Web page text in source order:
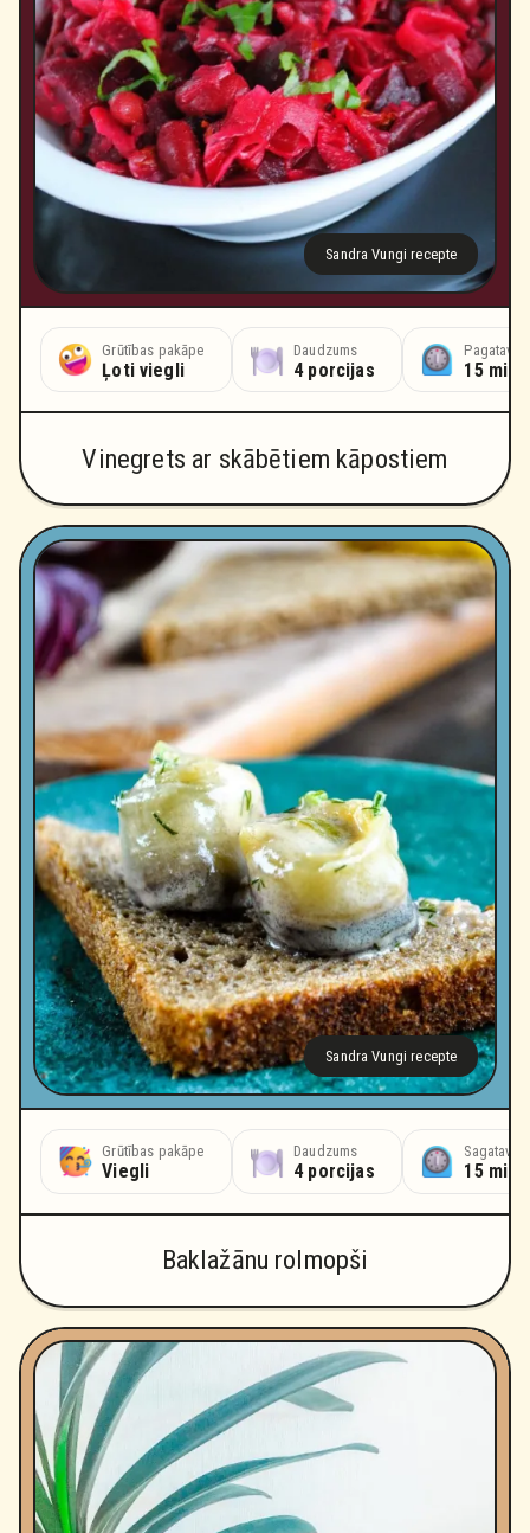
Sandra Vungi recepte
Grūtības pakāpe
Ļoti viegli
Daudzums
4 porcijas 15
Vinegrets ar skābētiem kāpostiem
Sandra Vungi recepte
Grūtības pakāpe
Viegli
Daudzums
4 porcijas 15
Baklažānu rolmopši